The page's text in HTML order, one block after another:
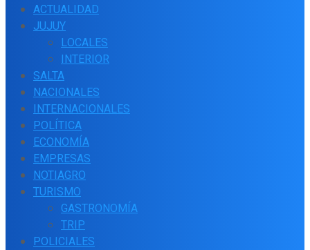
ACTUALIDAD
JUJUY
LOCALES
INTERIOR
SALTA
NACIONALES
INTERNACIONALES
POLÍTICA
ECONOMÍA
EMPRESAS
NOTIAGRO
TURISMO
GASTRONOMÍA
TRIP
POLICIALES